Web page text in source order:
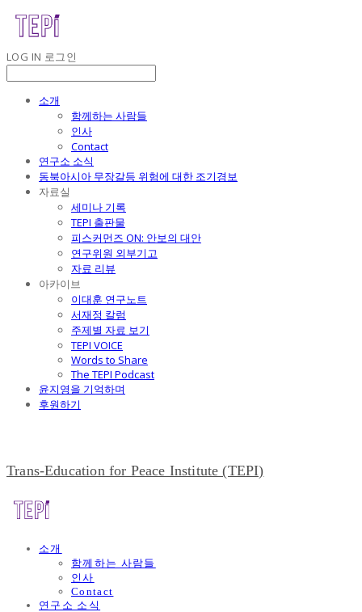
LOG IN 로그인
소개
함께하는 사람들
인사
Contact
연구소 소식
동북아시아 무장갈등 위험에 대한 조기경보
자료실
세미나 기록
TEPI 출판물
피스커먼즈 ON: 안보의 대안
연구위원 외부기고
자료 리뷰
아카이브
이대훈 연구노트
서재정 칼럼
주제별 자료 보기
TEPI VOICE
Words to Share
The TEPI Podcast
윤지영을 기억하며
후원하기
Trans-Education for Peace Institute (TEPI)
소개
함께하는 사람들
인사
Contact
연구소 소식